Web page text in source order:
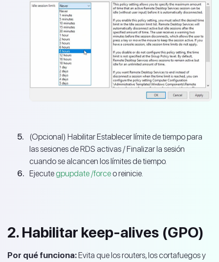
(Opcional) Habilitar Establecer límite de tiempo para
las sesiones de RDS activas / Finalizar la sesión
cuando se alcancen los límites de tiempo.
Ejecutegpupdate /forceo reinicie.
2. Habilitar keep-alives (GPO)
Por qué funciona:Evita que los routers, los cortafuegos y